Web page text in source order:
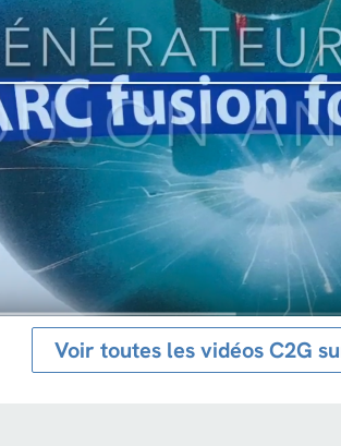
Voir toutes les vidéos C2G